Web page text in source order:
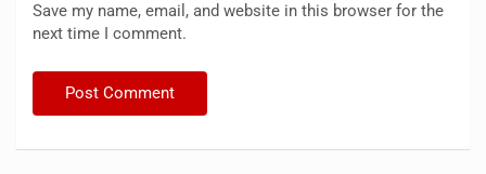
Save my name, email, and website in this browser for the
next time I comment.